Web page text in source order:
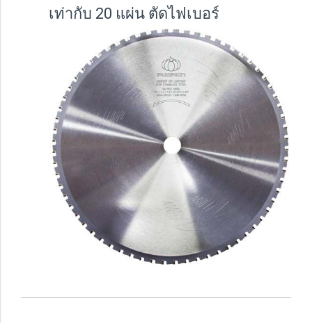
เท่ากับ 20 แผ่น ตัดไฟเบอร์